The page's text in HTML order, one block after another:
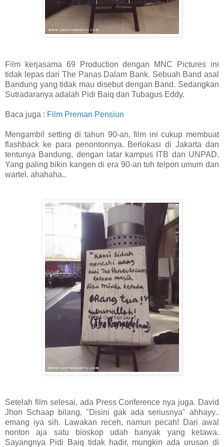
Film kerjasama 69 Production dengan MNC Pictures ini
tidak lepas dari The Panas Dalam Bank. Sebuah Band asal
Bandung yang tidak mau disebut dengan Band. Sedangkan
Sutradaranya adalah Pidi Baiq dan Tubagus Eddy.
Baca juga : Film Preman Pensiun
Mengambil setting di tahun 90-an, film ini cukup membuat
flashback ke para penontonnya. Berlokasi di Jakarta dan
tentunya Bandung, dengan latar kampus ITB dan UNPAD.
Yang paling bikin kangen di era 90-an tuh telpon umum dan
wartel. ahahaha..
Setelah film selesai, ada Press Conference nya juga. David
Jhon Schaap bilang, "Disini gak ada seriusnya" ahhayy..
emang iya sih. Lawakan receh, namun pecah! Dari awal
nonton aja satu bioskop udah banyak yang ketawa.
Sayangnya Pidi Baiq tidak hadir, mungkin ada urusan di